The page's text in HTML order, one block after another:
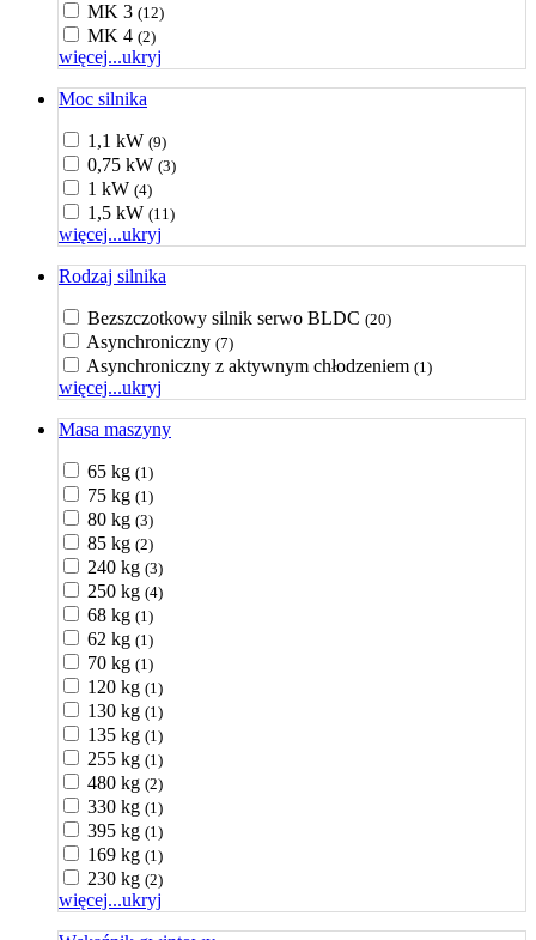
MK 3 (12)
MK 4 (2)
więcej...ukryj
Moc silnika
1,1 kW (9)
0,75 kW (3)
1 kW (4)
1,5 kW (11)
więcej...ukryj
Rodzaj silnika
Bezszczotkowy silnik serwo BLDC (20)
Asynchroniczny (7)
Asynchroniczny z aktywnym chłodzeniem (1)
więcej...ukryj
Masa maszyny
65 kg (1)
75 kg (1)
80 kg (3)
85 kg (2)
240 kg (3)
250 kg (4)
68 kg (1)
62 kg (1)
70 kg (1)
120 kg (1)
130 kg (1)
135 kg (1)
255 kg (1)
480 kg (2)
330 kg (1)
395 kg (1)
169 kg (1)
230 kg (2)
więcej...ukryj